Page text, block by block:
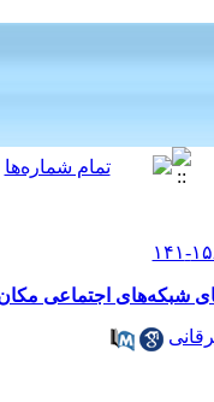
شبکه‌های اجتماعی مکان